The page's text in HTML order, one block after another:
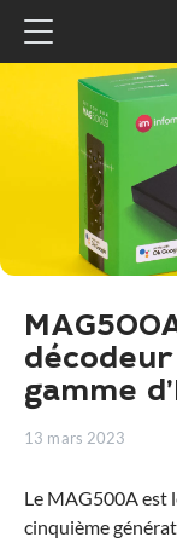
gamme
13 mars 2023
Le MAG500A est
cinquième